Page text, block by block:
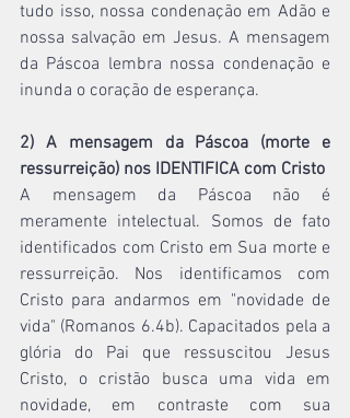
tudo isso, nossa condenação em Adão e
nossa salvação em Jesus. A mensagem
da Páscoa lembra nossa condenação e
inunda o coração de esperança.
2) A mensagem da Páscoa (morte e
ressurreição) nos IDENTIFICA com Cristo
A mensagem da Páscoa não é
meramente intelectual. Somos de fato
identificados com Cristo em Sua morte e
ressurreição. Nos identificamos com
Cristo para andarmos em "novidade de
vida" (Romanos 6.4b). Capacitados pela a
glória do Pai que ressuscitou Jesus
Cristo, o cristão busca uma vida em
novidade, em contraste com sua